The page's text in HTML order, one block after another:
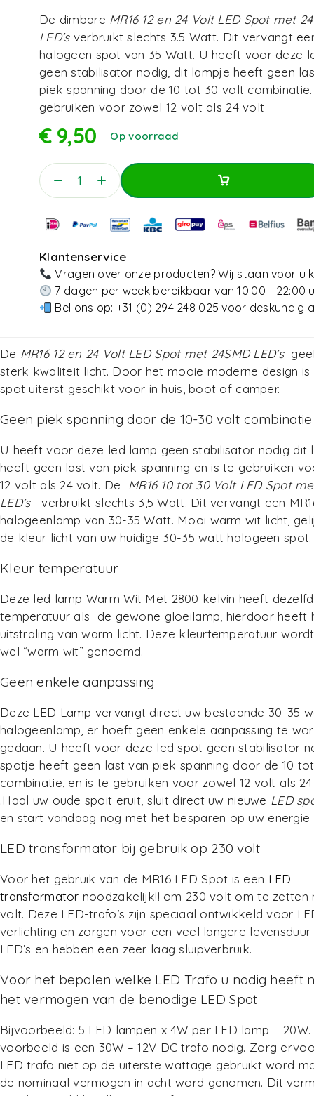
De dimbare MR16 12 en 24 Volt LED Spot met
LED’sverbruikt slechts 3.5 Watt. Dit vervangt
halogeen spot van 35 Watt. U heeft voor deze
geen stabilisator nodig, dit lampje heeft geen
piek spanning door de 10 tot 30 volt
gebruiken voor zowel 12 volt als 24 volt
€9,50 Op voorraad
Toevoegen Aan Winkelwagen
Klantenservice
Vragen over onze producten? Wij staan voor u
7 dagen per week bereikbaar van 10:00 - 22:00
Bel ons op: +31 (0) 294 248 025 voor deskundig
De MR16 12 en 24 Volt LED Spot met 24SMD LED’s
sterk kwaliteit licht. Door het mooie moderne design is
spot uiterst geschikt voor in huis, boot of camper.
Geen piek spanning door de 10-30 volt combinatie
U heeft voor deze led lamp geen stabilisator nodig dit
heeft geen last van piek spanning en is te gebruiken
12 volt als 24 volt. De MR16 10 tot 30 Volt LED Spot
LED’sverbruikt slechts 3,5 Watt. Dit vervangt een
halogeenlamp van 30-35 Watt. Mooi warm wit licht,
de kleur licht van uw huidige 30-35 watt halogeen spot.
Kleur temperatuur
Deze led lamp Warm Wit Met 2800 kelvin heeft
temperatuur als de gewone gloeilamp, hierdoor heeft
uitstraling van warm licht. Deze kleurtemperatuur
wel “warm wit” genoemd.
Geen enkele aanpassing
Deze LED Lamp vervangt direct uw bestaande 30-35
halogeenlamp, er hoeft geen enkele aanpassing te
gedaan. U heeft voor deze led spot geen stabilisator
spotje heeft geen last van piek spanning door de 10
combinatie, en is te gebruiken voor zowel 12 volt als
.Haal uw oude spoit eruit, sluit direct uw nieuwe LED
en start vandaag nog met het besparen op uw energie
LED transformator bij gebruik op 230 volt
Voor het gebruik van de MR16 LED Spot is een LED
transformator noodzakelijk!! om 230 volt om te zetten
volt. Deze LED-trafo’s zijn speciaal ontwikkeld voor
verlichting en zorgen voor een veel langere levensduur
LED’s en hebben een zeer laag sluipverbruik.
Voor het bepalen welke LED Trafo u nodig heeft
het vermogen van de benodige LED Spot
Bijvoorbeeld: 5 LED lampen x 4W per LED lamp =
voorbeeld is een 30W – 12V DC trafo nodig. Zorg
LED trafo niet op de uiterste wattage gebruikt word
de nominaal vermogen in acht word genomen. Dit